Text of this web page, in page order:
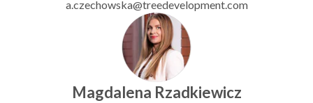
a.czechowska@treedevelopment.com
Magdalena Rzadkiewicz